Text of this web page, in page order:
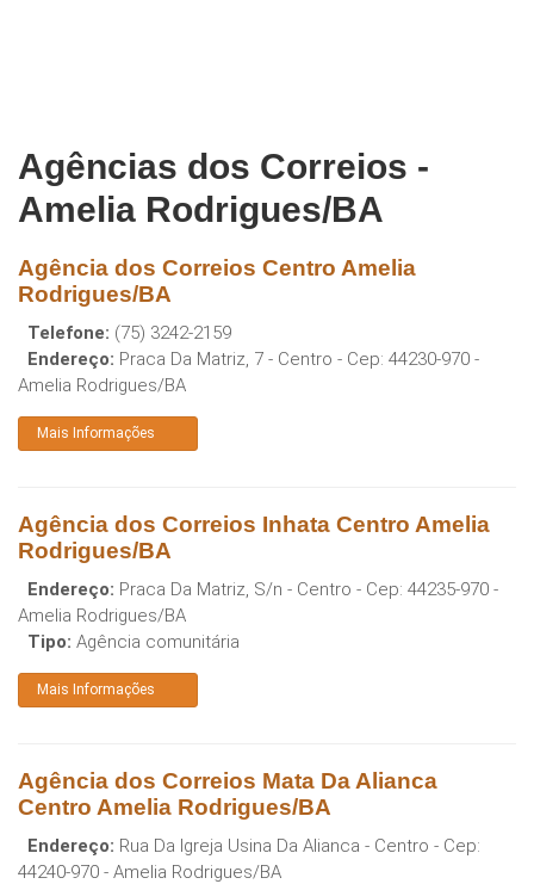
Agências dos Correios -
Amelia Rodrigues/BA
Agência dos Correios Centro Amelia
Rodrigues/BA
Telefone: (75) 3242-2159
Endereço: Praca Da Matriz, 7 - Centro - Cep: 44230-970 -
Amelia Rodrigues/BA
Mais Informações
Agência dos Correios Inhata Centro Amelia
Rodrigues/BA
Endereço: Praca Da Matriz, S/n - Centro - Cep: 44235-970 -
Amelia Rodrigues/BA
Tipo: Agência comunitária
Mais Informações
Agência dos Correios Mata Da Alianca
Centro Amelia Rodrigues/BA
Endereço: Rua Da Igreja Usina Da Alianca - Centro - Cep:
44240-970 - Amelia Rodrigues/BA